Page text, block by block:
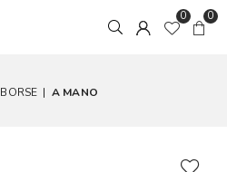
0 0
BORSE | A MANO